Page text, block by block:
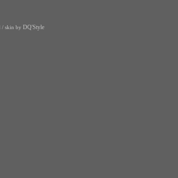
/ skin by DQ'Style